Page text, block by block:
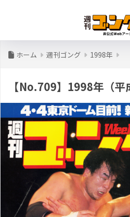
ホーム 週刊ゴング 1998年
【No.709】1998年（